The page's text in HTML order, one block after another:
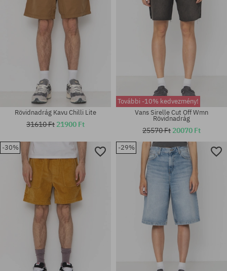
Elérhető méretek:
Elérhető méretek:
Rövidnadrág Kavu Chilli Lite
31610 Ft 21900 Ft
További -10% kedvezmény!
Vans Sirelle Cut Off Wmn
Rövidnadrág
25570 Ft 20070 Ft
-30% -29%